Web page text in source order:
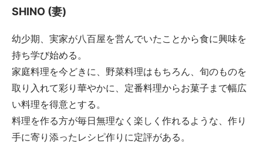
SHINO (妻)
幼少期、実家が八百屋を営んでいたことから食に興味を
持ち学び始める。
家庭料理を今どきに、野菜料理はもちろん、旬のものを
取り入れて彩り華やかに、定番料理からお菓子まで幅広
い料理を得意とする。
料理を作る方が毎日無理なく楽しく作れるような、作り
手に寄り添ったレシピ作りに定評がある。